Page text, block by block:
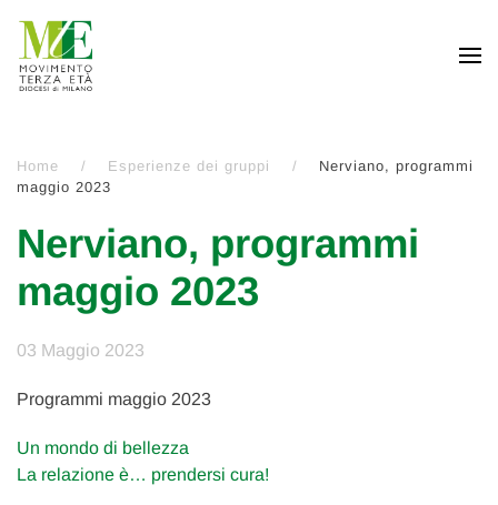
Passa al contenuto principale
Home Esperienze dei gruppi
Nerviano, programmi
maggio 2023
Nerviano, programmi
maggio 2023
03 Maggio 2023
Programmi maggio 2023
Un mondo di bellezza
La relazione è… prendersi cura!